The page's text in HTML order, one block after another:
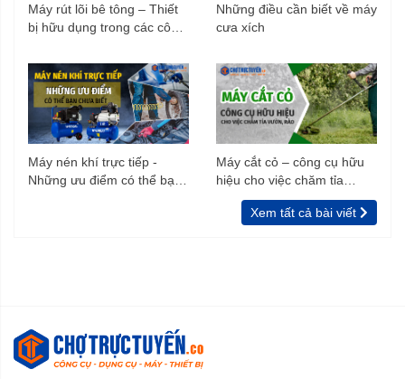
Máy rút lõi bê tông – Thiết
bị hữu dụng trong các công
Những điều cần biết về máy
cưa xích
Máy nén khí trực tiếp -
Những ưu điểm có thể bạn
Máy cắt cỏ – công cụ hữu
hiệu cho việc chăm tỉa
vườn, rào
Xem tất cả bài viết